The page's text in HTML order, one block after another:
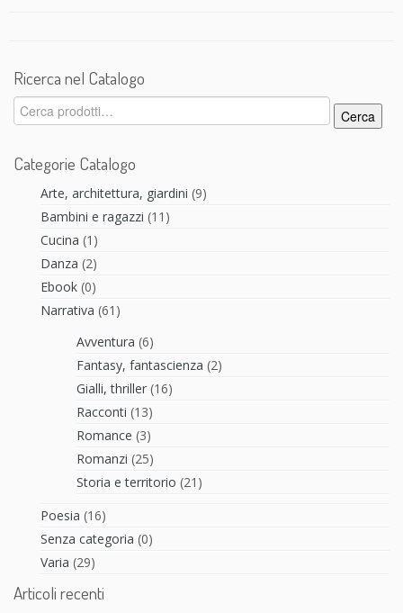
Ricerca nel Catalogo
Cerca:
Cerca
Categorie Catalogo
Arte, architettura, giardini (9)
Bambini e ragazzi (11)
Cucina (1)
Danza (2)
Ebook (0)
Narrativa (61)
Avventura (6)
Fantasy, fantascienza (2)
Gialli, thriller (16)
Racconti (13)
Romance (3)
Romanzi (25)
Storia e territorio (21)
Poesia (16)
Senza categoria (0)
Varia (29)
Articoli recenti